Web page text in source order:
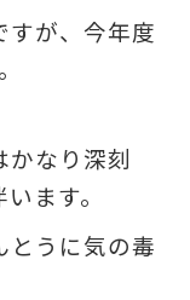
すが、今年度
かなり深刻
ます。
とうに気の毒